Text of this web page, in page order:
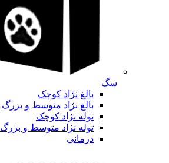
سگ
بالغ نژاد کوچک
بالغ نژاد متوسط و بزرگ
توله نژاد کوچک
توله نژاد متوسط و بزرگ
درمانی